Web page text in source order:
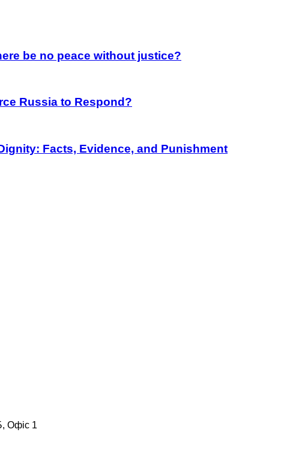
be no peace without justice?
Russia to Respond?
Facts, Evidence, and Punishment
Офіс 1